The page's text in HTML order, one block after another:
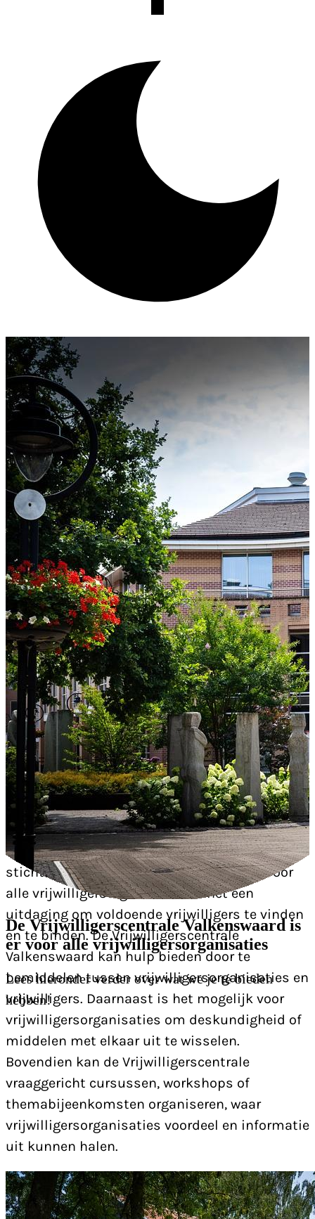
De Vrijwilligerscentrale Valkenswaard is
er voor alle vrijwilligersorganisaties
Lees hieronder verder over wat we je te bieden
hebben!
Voor vrijwilligersorganisaties
Valkenswaard kent tal van
vrijwilligersorganisaties die gedreven worden
door enthousiaste en betrokken vrijwilligers.
Denk aan lotgenotenorganisaties,
buurtverenigingen, sportclubs,
kindervakantiewerk, muziekgezelschappen en
stichtingen voor het behoud van milieu. Voor
alle vrijwilligersorganisaties is het een
uitdaging om voldoende vrijwilligers te vinden
en te binden. De Vrijwilligerscentrale
Valkenswaard kan hulp bieden door te
bemiddelen tussen vrijwilligersorganisaties en
vrijwilligers. Daarnaast is het mogelijk voor
vrijwilligersorganisaties om deskundigheid of
middelen met elkaar uit te wisselen.
Bovendien kan de Vrijwilligerscentrale
vraaggericht cursussen, workshops of
themabijeenkomsten organiseren, waar
vrijwilligersorganisaties voordeel en informatie
uit kunnen halen.